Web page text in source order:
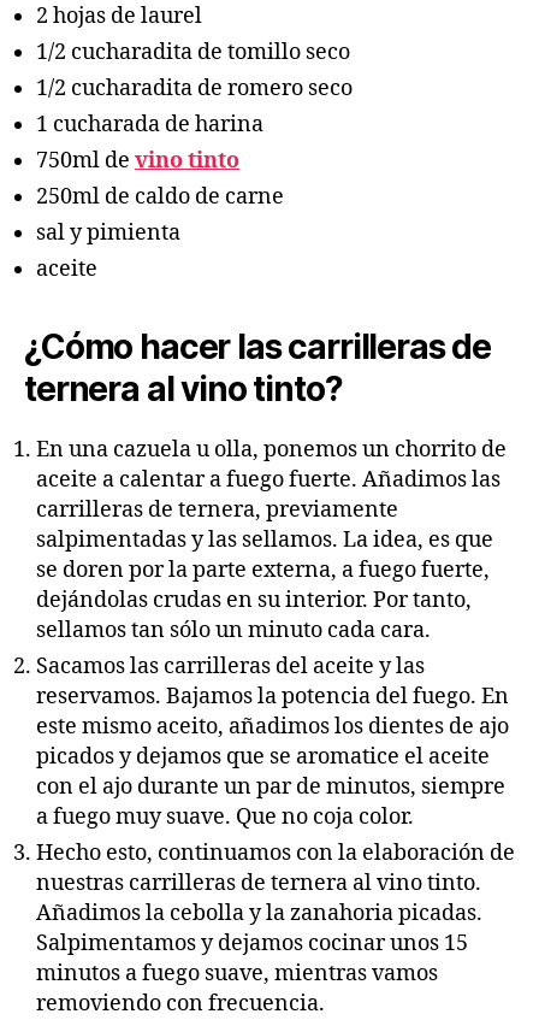
2 hojas de laurel
1/2 cucharadita de tomillo seco
1/2 cucharadita de romero seco
1 cucharada de harina
750ml de vino tinto
250ml de caldo de carne
sal y pimienta
aceite
¿Cómo hacer las carrilleras de
ternera al vino tinto?
En una cazuela u olla, ponemos un chorrito de
aceite a calentar a fuego fuerte. Añadimos las
carrilleras de ternera, previamente
salpimentadas y las sellamos. La idea, es que
se doren por la parte externa, a fuego fuerte,
dejándolas crudas en su interior. Por tanto,
sellamos tan sólo un minuto cada cara.
Sacamos las carrilleras del aceite y las
reservamos. Bajamos la potencia del fuego. En
este mismo aceito, añadimos los dientes de ajo
picados y dejamos que se aromatice el aceite
con el ajo durante un par de minutos, siempre
a fuego muy suave. Que no coja color.
Hecho esto, continuamos con la elaboración de
nuestras carrilleras de ternera al vino tinto.
Añadimos la cebolla y la zanahoria picadas.
Salpimentamos y dejamos cocinar unos 15
minutos a fuego suave, mientras vamos
removiendo con frecuencia.